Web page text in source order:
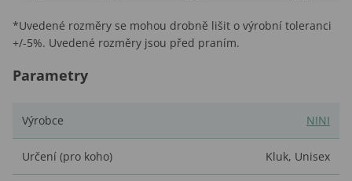
*Uvedené rozměry se mohou drobně lišit o výrobní toleranci
+/-5%. Uvedené rozměry jsou před praním.
Parametry
Výrobce NINI
Určení (pro koho) Kluk, Unisex